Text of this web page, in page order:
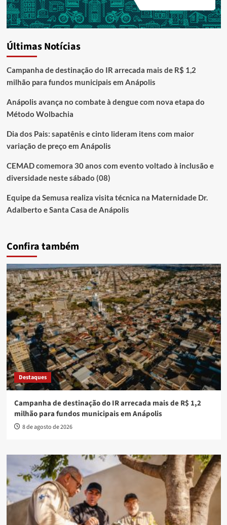
Últimas Notícias
Campanha de destinação do IR arrecada mais de R$ 1,2
milhão para fundos municipais em Anápolis
Anápolis avança no combate à dengue com nova etapa do
Método Wolbachia
Dia dos Pais: sapatênis e cinto lideram itens com maior
variação de preço em Anápolis
CEMAD comemora 30 anos com evento voltado à inclusão e
diversidade neste sábado (08)
Equipe da Semusa realiza visita técnica na Maternidade Dr.
Adalberto e Santa Casa de Anápolis
Confira também
Destaques
Campanha de destinação do IR arrecada mais de R$ 1,2
milhão para fundos municipais em Anápolis
8 de agosto de 2026